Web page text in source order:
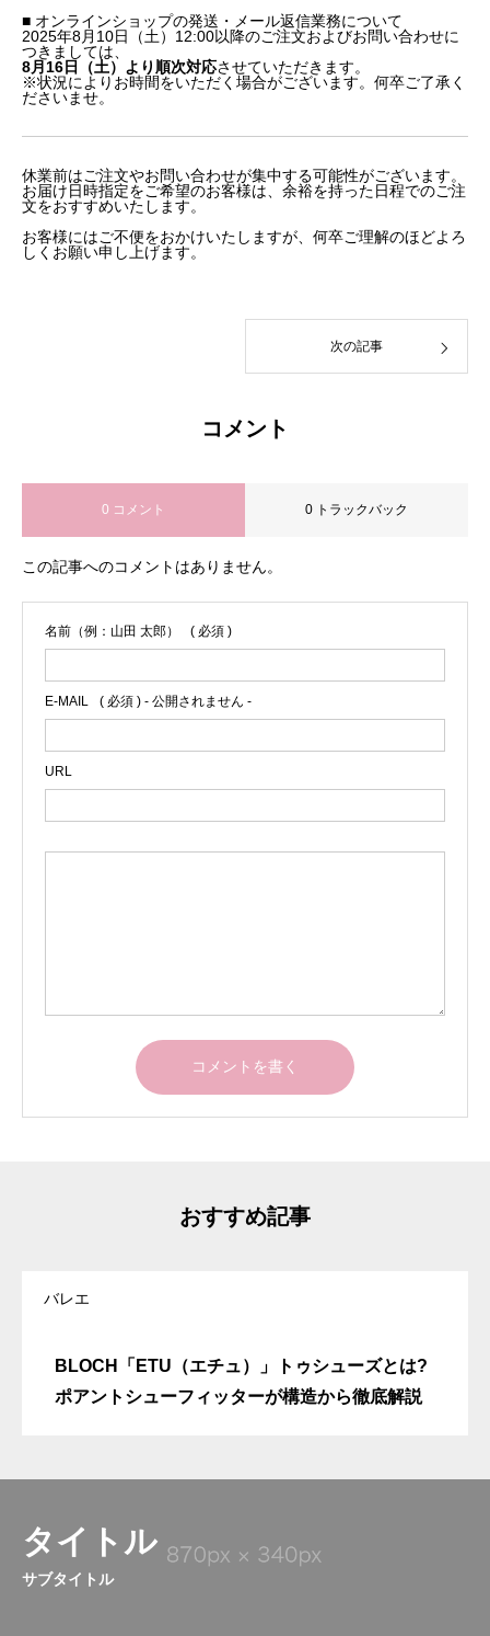
■ オンラインショップの発送・メール返信業務について
2025年8月10日（土）12:00以降のご注文およびお問い合わせに
つきましては、
8月16日（土）より順次対応させていただきます。
※状況によりお時間をいただく場合がございます。何卒ご了承く
ださいませ。
休業前はご注文やお問い合わせが集中する可能性がございます。
お届け日時指定をご希望のお客様は、余裕を持った日程でのご注
文をおすすめいたします。
お客様にはご不便をおかけいたしますが、何卒ご理解のほどよろ
しくお願い申し上げます。
次の記事
コメント
0 コメント 0 トラックバック
この記事へのコメントはありません。
名前（例：山田 太郎） ( 必須 )
E-MAIL ( 必須 ) - 公開されません -
URL
おすすめ記事
バレエ
BLOCH「ETU（エチュ）」トゥシューズとは?
ポアントシューフィッターが構造から徹底解説
タイトル
サブタイトル